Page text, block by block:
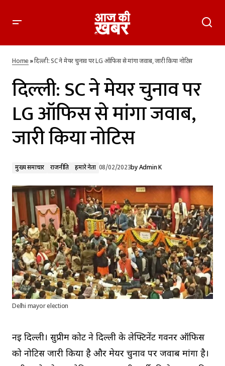
नोटिस
Home»दिल्ली: SC ने मेयर चुनाव पर LG ऑफिस से मांगा जवाब, जारी किया नोटिस
दिल्ली: SC ने मेयर चुनाव पर
LG ऑफिस से मांगा जवाब,
जारी किया नोटिस
मुख्य समाचार राजनीति हमारे नेता 08/02/2023byAdmin K
Delhi mayor election
नई दिल्ली। सुप्रीम कोर्ट ने दिल्ली के लेफ्टिनेंट गवर्नर ऑफिस
को नोटिस जारी किया है और मेयर चुनाव पर जवाब मांगा है।